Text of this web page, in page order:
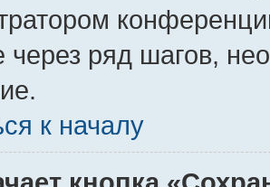
через ряд шагов,
к началу